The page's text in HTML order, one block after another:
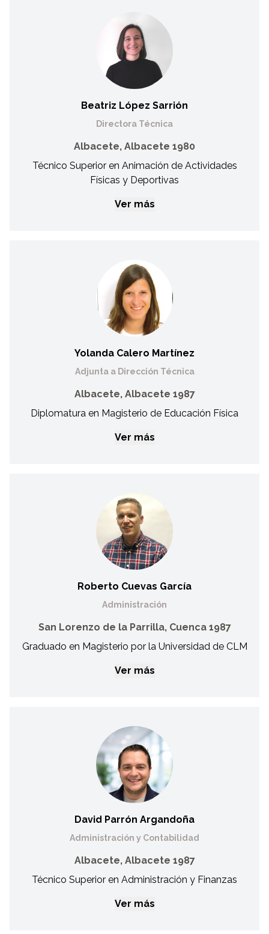
24 años de experiencia en empresas de nuevas tecnologías,
como director de equipos de trabajo en España y
Latinoamérica. Miembro de la junta directiva de Asprona
(2008-2012). Miembro de la junta directiva y tesorero de
FECAM (2012-2016). Miembro de la comisión Delegada de
Beatriz López Sarrión
Directora Técnica
Albacete, Albacete 1980
Técnico Superior en Animación de Actividades
Físicas y Deportivas
Ver más
Desde 2005 a 2007 fue Coordinadora de Deportes de la
Asociación Asprona en Albacete. En FECAM, comenzó a
trabajar como Coordinadora de Escuelas Deportivas en el
año 2008. Desde 2009 desempeña el cargo de Directora
Yolanda Calero Martínez
Adjunta a Dirección Técnica
Albacete, Albacete 1987
Diplomatura en Magisterio de Educación Física
Ver más
Desde 2009 hasta 2022 entrenadora de fútbol en el Club
Deportivo San Ginés (Asprona). Entrenadora de la Fundación
Albacete Genuine durante 4 temporadas. Seleccionadora de
fútbol sala de la selección regional de Fecam Desde 2022,
desempeña el cargo de técnico deportivo adjunto a la
Roberto Cuevas García
Administración
San Lorenzo de la Parrilla, Cuenca 1987
Graduado en Magisterio por la Universidad de CLM
Ver más
Técnico Superior en Animación de actividades físicas y
deportivas. En FECAM, se incorporó en el año 2018 como
responsable de comunicación y marketing.
David Parrón Argandoña
Administración y Contabilidad
Albacete, Albacete 1987
Técnico Superior en Administración y Finanzas
Ver más